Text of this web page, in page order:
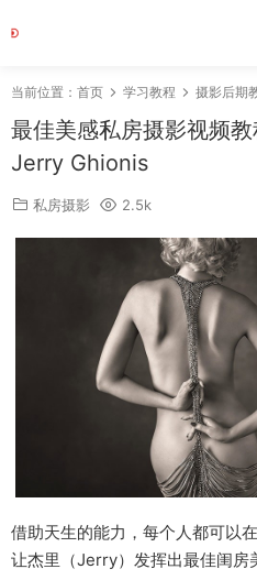
当前位置： 首页 学习教程 摄影后期
最佳美感私房摄影视频
Jerry Ghionis
私房摄影 2.5k
借助天生的能力，每个人都可以
让杰里（Jerry）发挥出最佳闺房